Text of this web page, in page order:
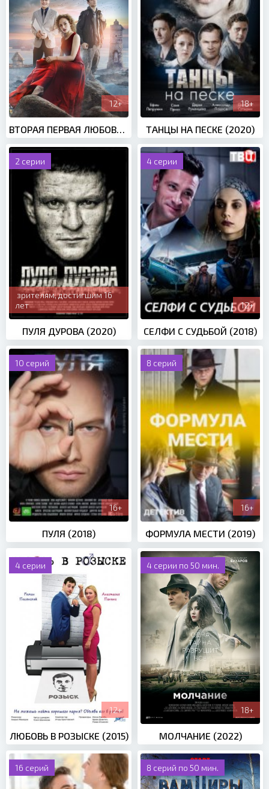
12+
ВТОРАЯ ПЕРВАЯ ЛЮБОВЬ (2018)
18+
ТАНЦЫ НА ПЕСКЕ (2020)
2 серии
зрителям, достигшим 16
лет
ПУЛЯ ДУРОВА (2020)
4 серии
12+
СЕЛФИ С СУДЬБОЙ (2018)
10 серий
16+
ПУЛЯ (2018)
8 серий
16+
ФОРМУЛА МЕСТИ (2019)
4 серии
12+
ЛЮБОВЬ В РОЗЫСКЕ (2015)
4 серии по 50 мин.
18+
МОЛЧАНИЕ (2022)
16 серий 8 серий по 50 мин.